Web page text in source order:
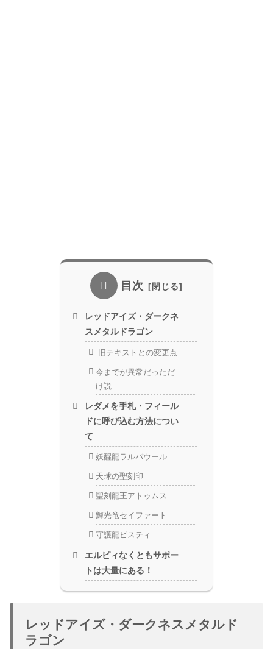
目次
レッドアイズ・ダークネ
スメタルドラゴン
旧テキストとの変更点
今までが異常だっただ
け説
レダメを手札・フィール
ドに呼び込む方法につい
て
妖醒龍ラルバウール
天球の聖刻印
聖刻龍王アトゥムス
輝光竜セイファート
守護龍ピスティ
エルピィなくともサポー
トは大量にある！
レッドアイズ・ダークネスメタルド
ラゴン